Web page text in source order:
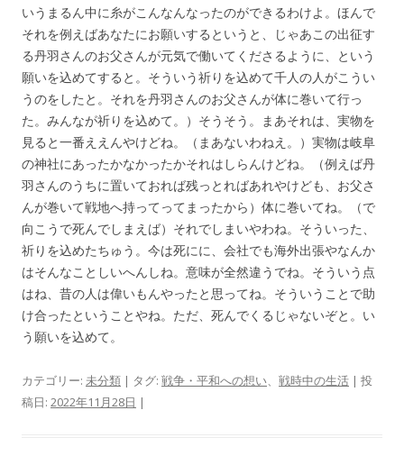
いうまるん中に糸がこんなんなったのができるわけよ。ほんで
それを例えばあなたにお願いするというと、じゃあこの出征す
る丹羽さんのお父さんが元気で働いてくださるように、という
願いを込めてすると。そういう祈りを込めて千人の人がこうい
うのをしたと。それを丹羽さんのお父さんが体に巻いて行っ
た。みんなが祈りを込めて。）そうそう。まあそれは、実物を
見ると一番ええんやけどね。（まあないわねえ。）実物は岐阜
の神社にあったかなかったかそれはしらんけどね。（例えば丹
羽さんのうちに置いておれば残っとればあれやけども、お父さ
んが巻いて戦地へ持ってってまったから）体に巻いてね。（で
向こうで死んでしまえば）それでしまいやわね。そういった、
祈りを込めたちゅう。今は死にに、会社でも海外出張やなんか
はそんなことしいへんしね。意味が全然違うでね。そういう点
はね、昔の人は偉いもんやったと思ってね。そういうことで助
け合ったということやね。ただ、死んでくるじゃないぞと。い
う願いを込めて。
カテゴリー: 未分類 | タグ: 戦争・平和への想い、 戦時中の生活 | 投
稿日: 2022年11月28日 |